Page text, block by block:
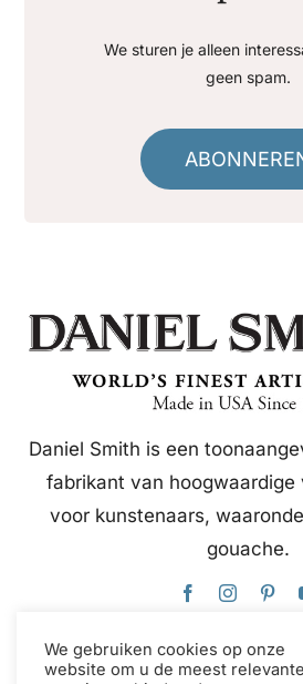
We sturen je alleen
geen spam.
Daniel Smith is een
fabrikant van hoogwaardige
voor kunstenaars,
gouache.
We gebruiken cookies op onze
website om u de meest relevante